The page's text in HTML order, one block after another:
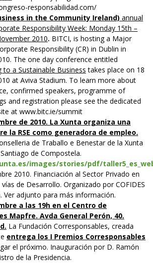
responsabilidad.com/
in the Community Ireland) annual
Responsibility Week: Monday 15th –
2010. BITCI, is hosting a Major
Responsibility (CR) in Dublin in
The one day conference entitled
to a Sustainable Business takes place on 18
at Aviva Stadium. To learn more about
confirmed speakers, programme of
and registration please see the dedicated
at www.bitc.ie/summit
de 2010. La Xunta organiza una
la RSE como generadora de empleo.
de Traballo e Benestar de la Xunta
de Compostela.
images/stories/pdf/
2010. Financiación al Sector Privado en
de Desarrollo. Organizado por COFIDES
Ver adjunto para más información.
a las 19h en el Centro de
Mapfre. Avda General Perón, 40.
La Fundación Corresponsables, creada
entrega los I Premios Corresponsables
el próximo. Inauguración por D. Ramón
de la Presidencia.